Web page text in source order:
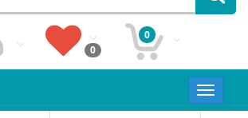
0
0
Toggle